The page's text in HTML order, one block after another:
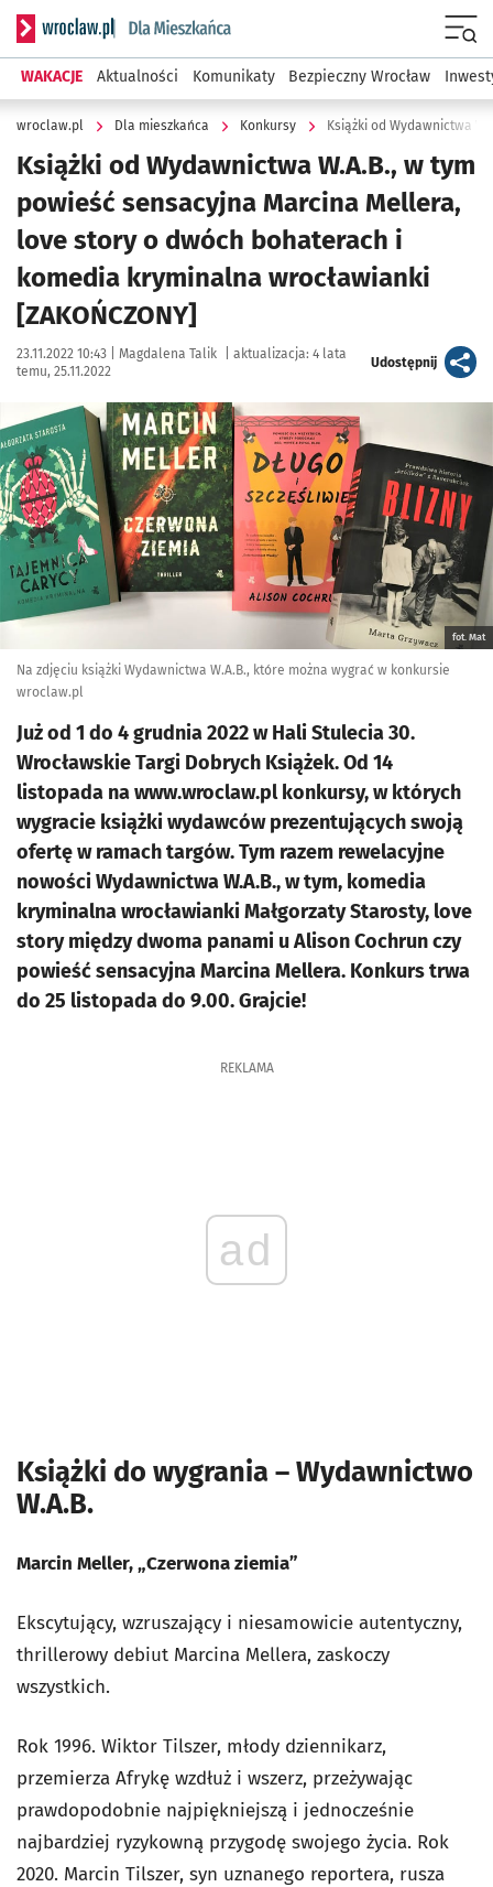
Serwis informacyjny wroclaw.pl podserwis: Dla mieszkańca
WAKACJE Aktualności Komunikaty Bezpieczny Wrocław
wroclaw.pl Dla mieszkańca Konkursy
Książki od Wydawnictwa W.A.B., w tym
powieść sensacyjna Marcina Mellera,
love story o dwóch bohaterach i
komedia kryminalna wrocławianki
[ZAKOŃCZONY]
Data publikacji:
23.11.2022 10:43 | Autor:
Magdalena Talik aktualizacja: 4 lata
temu, 25.11.2022
Udostępnijartykuł
Kliknij, aby powiększyć
fot. Mat
Na zdjęciu książki Wydawnictwa W.A.B., które można wygrać w konkursie
wroclaw.pl
Już od 1 do 4 grudnia 2022 w Hali Stulecia 30.
Wrocławskie Targi Dobrych Książek. Od 14
listopada na www.wroclaw.pl konkursy, w których
wygracie książki wydawców prezentujących swoją
ofertę w ramach targów. Tym razem rewelacyjne
nowości Wydawnictwa W.A.B., w tym, komedia
kryminalna wrocławianki Małgorzaty Starosty, love
story między dwoma panami u Alison Cochrun czy
powieść sensacyjna Marcina Mellera. Konkurs trwa
do 25 listopada do 9.00. Grajcie!
REKLAMA
ad
Książki do wygrania – Wydawnictwo
W.A.B.
Marcin Meller, „Czerwona ziemia”
Ekscytujący, wzruszający i niesamowicie autentyczny,
thrillerowy debiut Marcina Mellera, zaskoczy
wszystkich.
Rok 1996. Wiktor Tilszer, młody dziennikarz,
przemierza Afrykę wzdłuż i wszerz, przeżywając
prawdopodobnie najpiękniejszą i jednocześnie
najbardziej ryzykowną przygodę swojego życia. Rok
2020. Marcin Tilszer, syn uznanego reportera, rusza